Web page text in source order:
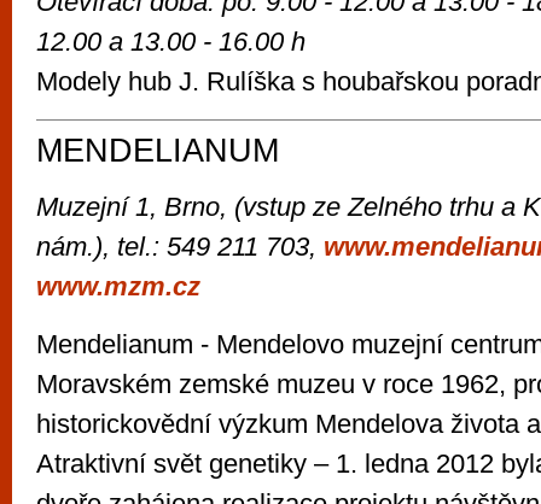
12.00 a 13.00 - 16.00 h
Modely hub J. Rulíška s houbařskou
MENDELIANUM
Muzejní 1, Brno, (vstup ze Zelného trhu a
nám.), tel.: 549 211 703,
www.mzm.cz
Mendelianum - Mendelovo muzejní
Moravském zemské muzeu v roce 1962,
historickovědní výzkum Mendelova života
Atraktivní svět genetiky – 1. ledna 2012